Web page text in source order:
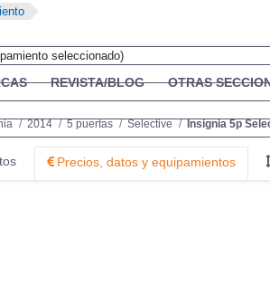
REVISTA/BLOG OTRAS
2014 5 puertas Selective Insignia 5p
Precios, datos y equipamientos
seleccionado)